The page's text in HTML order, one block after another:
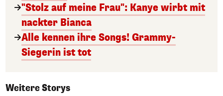
"Stolz auf meine Frau": Kanye wirbt mit
nackter Bianca
Alle kennen ihre Songs! Grammy-
Siegerin ist tot
Weitere Storys